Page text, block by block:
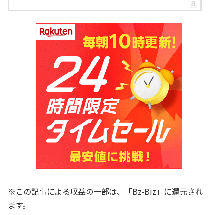
※この記事による収益の一部は、「Bz-Biz」に還元され
ます。